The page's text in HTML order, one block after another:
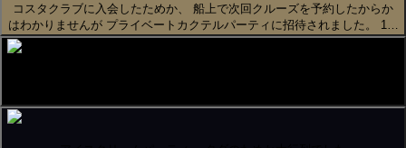
コスタクラブに入会したためか、 船上で次回クルーズを予約したからか
はわかりませんが プライベートカクテルパーティに招待されました。 1…